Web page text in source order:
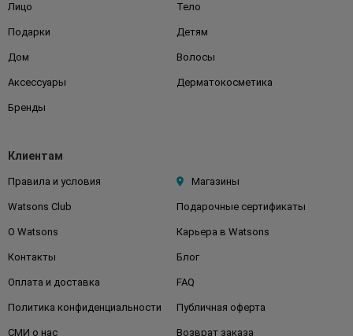
Лицо Тело
Подарки Детям
Дом Волосы
Аксессуары Дерматокосметика
Бренды
Клиентам
Правила и условия Магазины
Watsons Club Подарочные сертификаты
О Watsons Карьера в Watsons
Контакты Блог
Оплата и доставка FAQ
Политика конфиденциальности Публичная оферта
СМИ о нас Возврат заказа